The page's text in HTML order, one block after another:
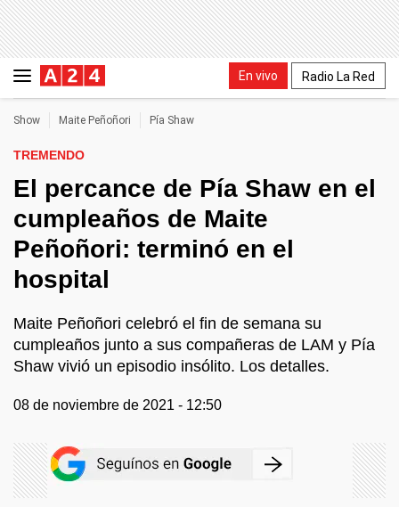
En vivo Radio La Red
Show Maite Peñoñori Pía Shaw
TREMENDO
El percance de Pía Shaw en el
cumpleaños de Maite
Peñoñori: terminó en el
hospital
Maite Peñoñori celebró el fin de semana su
cumpleaños junto a sus compañeras de LAM y Pía
Shaw vivió un episodio insólito. Los detalles.
08 de noviembre de 2021 - 12:50